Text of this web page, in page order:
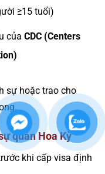
≥15 tuổi)
của CDC (Centers
sự hoặc trao cho
quán Hoa Kỳ
khi cấp visa định